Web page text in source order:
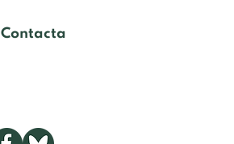
Contacta